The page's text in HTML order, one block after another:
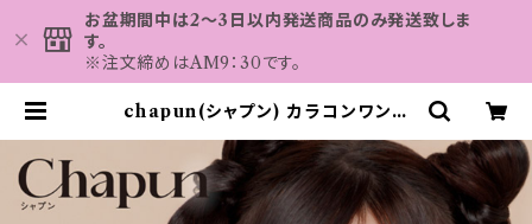
お盆期間中は2～3日以内発送商品のみ発送致しま
す。
※注文締めはAM9：30です。
chapun(シャプン) カラコンワンデ
0枚 デイリー 使い捨てカラコン 度あ
り 度なし 回らない 水光カラコン 細
フチ 1day 1日 高含水 カラコン カラ
ー コンタクト コンタクトレンズ | カ